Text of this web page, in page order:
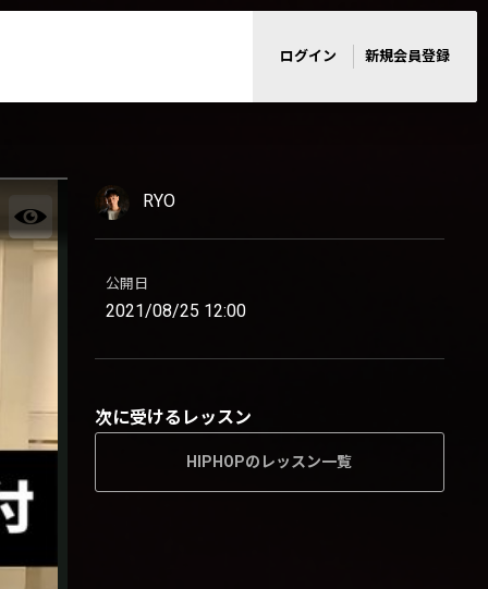
ログイン 新規会員登録
RYO
公開日
2021/08/25 12:00
次に受けるレッスン
HIPHOPのレッスン一覧